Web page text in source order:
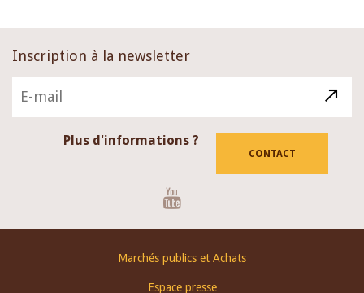
Inscription à la newsletter
Plus d'informations ?
CONTACT
Marchés publics et Achats
Espace presse